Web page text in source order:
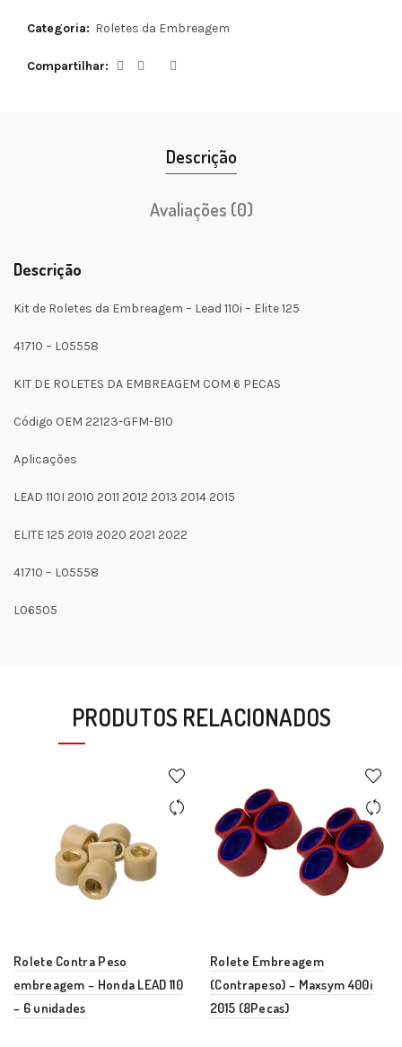
Categoria: Roletes da Embreagem
Compartilhar
Descrição
Avaliações (0)
Descrição
Kit de Roletes da Embreagem – Lead 110i – Elite 125
41710 – L05558
KIT DE ROLETES DA EMBREAGEM COM 6 PECAS
Código OEM 22123-GFM-B10
Aplicações
LEAD 110I 2010 2011 2012 2013 2014 2015
ELITE 125 2019 2020 2021 2022
41710 – L05558
L06505
PRODUTOS RELACIONADOS
Rolete Contra Peso
embreagem – Honda LEAD 110
– 6 unidades
Rolete Embreagem
(Contrapeso) – Maxsym 400i
2015 (8Pecas)